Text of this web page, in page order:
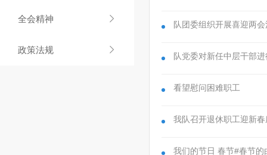
全会精神 
政策法规 
队团委组织开展喜迎两
队党委对新任中层干部
看望慰问困难职工
我队召开退休职工迎新
我们的节日 春节#春节的